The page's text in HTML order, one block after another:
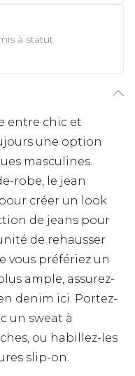
à statut
entre chic et
une option
masculines.
robe, le jean
créer un look
de jeans pour
de rehausser
vous préfériez un
ample, assurez-
denim ici. Portez-
un sweat à
ou habillez-les
slip-on.